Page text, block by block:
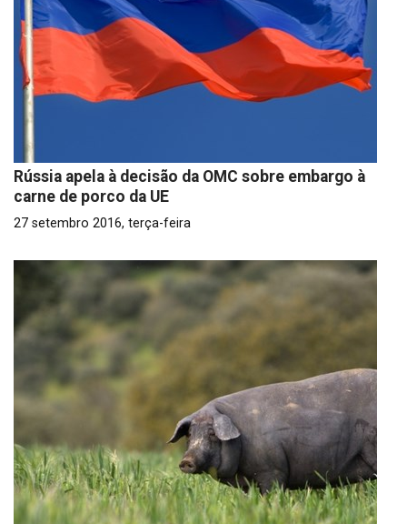
Rússia apela à decisão da OMC sobre embargo à
carne de porco da UE
27 setembro 2016, terça-feira